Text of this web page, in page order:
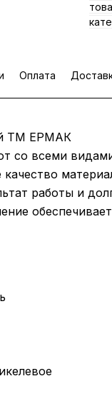
Оплата
ТМ ЕРМАК
со всеми
работы и
обеспечивает